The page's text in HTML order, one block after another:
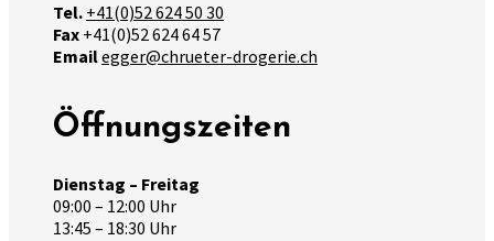
Tel. +41(0)52 624 50 30
Fax +41(0)52 624 64 57
Emailegger@chrueter-drogerie.ch
Öffnungszeiten
Dienstag – Freitag
09:00 – 12:00 Uhr
13:45 – 18:30 Uhr